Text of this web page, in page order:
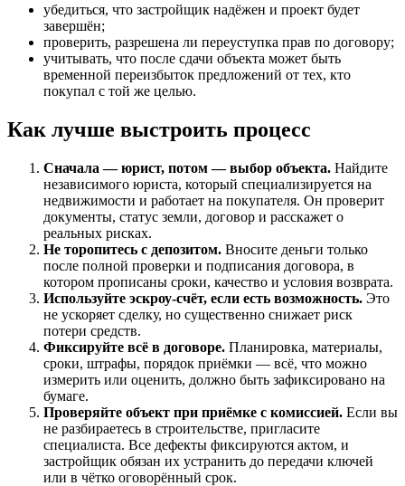
убедиться, что застройщик надёжен и проект будет
завершён;
проверить, разрешена ли переуступка прав по договору;
учитывать, что после сдачи объекта может быть
временной переизбыток предложений от тех, кто
покупал с той же целью.
Как лучше выстроить процесс
Сначала — юрист, потом — выбор объекта. Найдите
независимого юриста, который специализируется на
недвижимости и работает на покупателя. Он проверит
документы, статус земли, договор и расскажет о
реальных рисках.
Не торопитесь с депозитом. Вносите деньги только
после полной проверки и подписания договора, в
котором прописаны сроки, качество и условия возврата.
Используйте эскроу-счёт, если есть возможность. Это
не ускоряет сделку, но существенно снижает риск
потери средств.
Фиксируйте всё в договоре. Планировка, материалы,
сроки, штрафы, порядок приёмки — всё, что можно
измерить или оценить, должно быть зафиксировано на
бумаге.
Проверяйте объект при приёмке с комиссией. Если вы
не разбираетесь в строительстве, пригласите
специалиста. Все дефекты фиксируются актом, и
застройщик обязан их устранить до передачи ключей
или в чётко оговорённый срок.